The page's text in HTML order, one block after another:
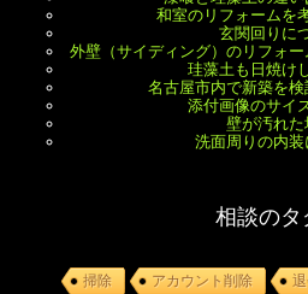
和室のリフォームを
玄関回りに
外壁（サイディング）のリフォ
珪藻土も日焼け
名古屋市内で新築を検
添付画像のサイ
壁が汚れた
洗面周りの内装
相談のタ
掃除 アカウント削除